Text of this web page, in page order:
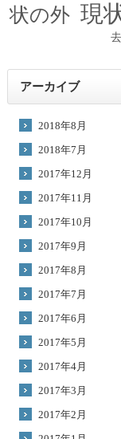
状の外 現
去
アーカイブ
2018年8月
2018年7月
2017年12月
2017年11月
2017年10月
2017年9月
2017年8月
2017年7月
2017年6月
2017年5月
2017年4月
2017年3月
2017年2月